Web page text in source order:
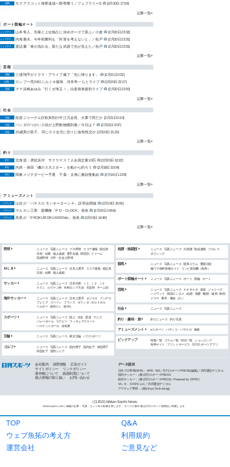
TOP
Q&A
ウェブ魚拓の考え方
利用規約
運営会社
ご意見など